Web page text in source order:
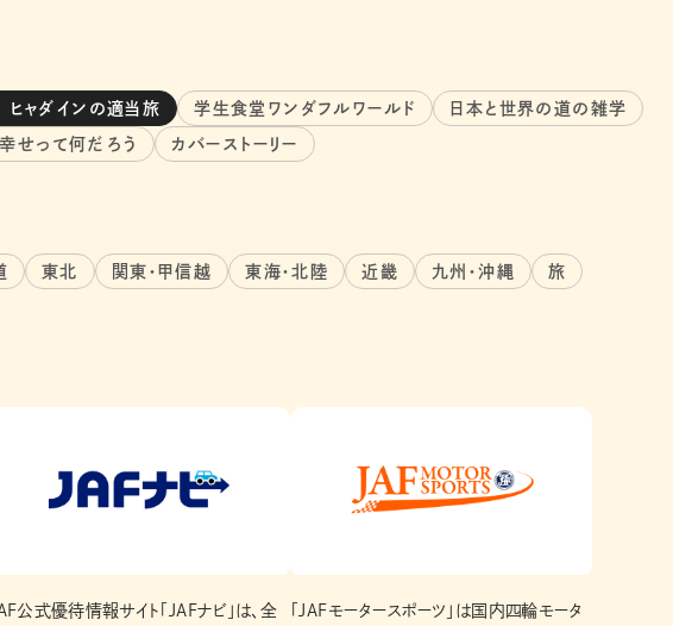
ヒャダインの適当旅 学生食堂ワンダフルワールド 日本と世界の道の雑学
幸せって何だろう カバーストーリー
東北 関東・甲信越 東海・北陸 近畿 九州・沖縄 旅
公式優待情報サイト「JAFナビ」は、全
「JAFモータースポーツ」は国内四輪モータ